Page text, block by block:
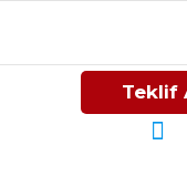
Teklif